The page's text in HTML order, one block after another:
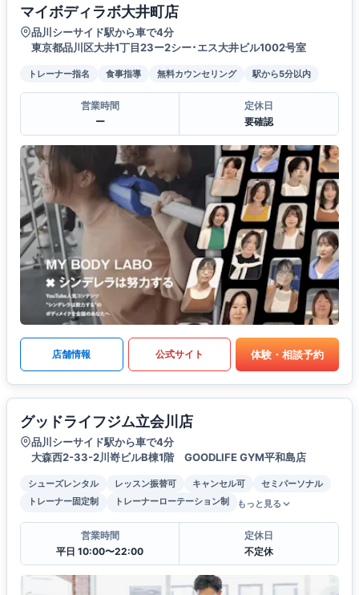
マイボディラボ大井町店
品川シーサイド駅から車で4分
東京都品川区大井1丁目23ー2シー･エス大井ビル1002号室
トレーナー指名 食事指導 無料カウンセリング 駅から5分以内
営業時間
ー
定休日
要確認
店舗情報 公式サイト 体験・相談予約
グッドライフジム立会川店
品川シーサイド駅から車で4分
大森西2-33-2川嵜ビルB棟1階 GOODLIFE GYM平和島店
シューズレンタル レッスン振替可 キャンセル可
セミパーソナル
トレーナー固定制
トレーナーローテーション制 もっと見る
営業時間
平日 10:00〜22:00
定休日
不定休